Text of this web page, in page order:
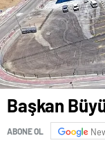
Başkan
ABONE OL